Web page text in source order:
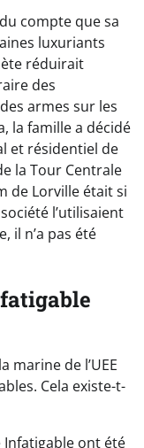
compte que sa
luxuriants
réduirait
des
armes sur les
la famille a décidé
et résidentiel de
la Tour Centrale
de Lorville était si
l’utilisaient
il n’a pas été
marine de l’UEE
Cela existe-t-
Infatigable ont été